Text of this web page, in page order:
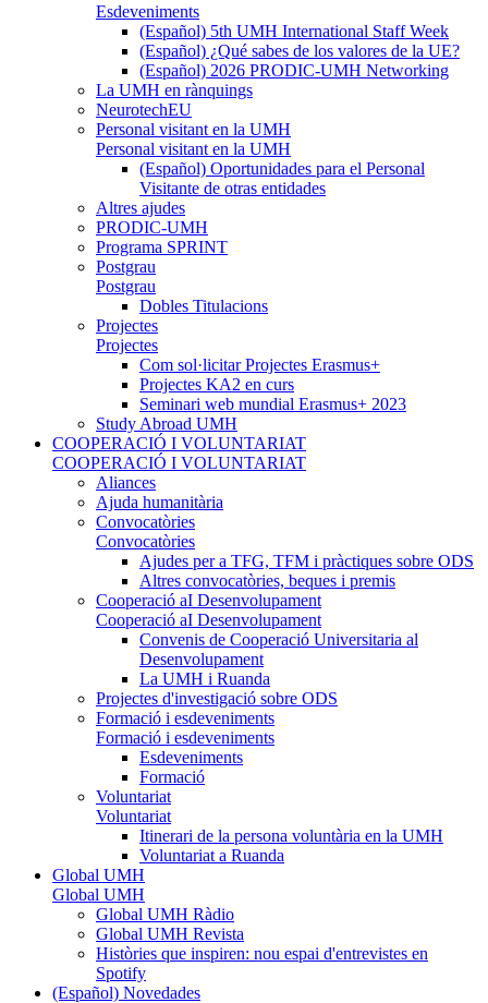
Esdeveniments
(Español) 5th UMH International Staff Week
(Español) ¿Qué sabes de los valores de la UE?
(Español) 2026 PRODIC-UMH Networking
La UMH en rànquings
NeurotechEU
Personal visitant en la UMH
Personal visitant en la UMH
(Español) Oportunidades para el Personal
Visitante de otras entidades
Altres ajudes
PRODIC-UMH
Programa SPRINT
Postgrau
Postgrau
Dobles Titulacions
Projectes
Projectes
Com sol·licitar Projectes Erasmus+
Projectes KA2 en curs
Seminari web mundial Erasmus+ 2023
Study Abroad UMH
COOPERACIÓ I VOLUNTARIAT
COOPERACIÓ I VOLUNTARIAT
Aliances
Ajuda humanitària
Convocatòries
Convocatòries
Ajudes per a TFG, TFM i pràctiques sobre ODS
Altres convocatòries, beques i premis
Cooperació aI Desenvolupament
Cooperació aI Desenvolupament
Convenis de Cooperació Universitaria al
Desenvolupament
La UMH i Ruanda
Projectes d'investigació sobre ODS
Formació i esdeveniments
Formació i esdeveniments
Esdeveniments
Formació
Voluntariat
Voluntariat
Itinerari de la persona voluntària en la UMH
Voluntariat a Ruanda
Global UMH
Global UMH
Global UMH Ràdio
Global UMH Revista
Històries que inspiren: nou espai d'entrevistes en
Spotify
(Español) Novedades